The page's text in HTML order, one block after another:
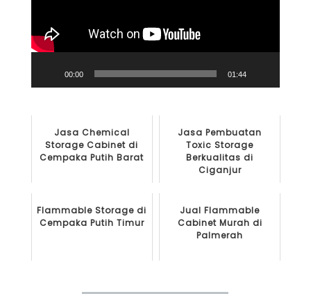
00:00 01:44
Jasa Chemical
Storage Cabinet di
Cempaka Putih Barat
Jasa Pembuatan
Toxic Storage
Berkualitas di
Ciganjur
Flammable Storage di
Cempaka Putih Timur
Jual Flammable
Cabinet Murah di
Palmerah